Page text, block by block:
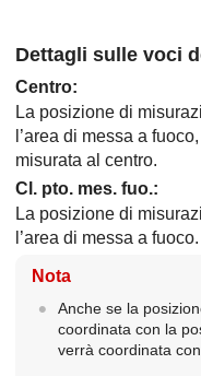
Dettagli sulle voci
Centro:
La posizione di
l’area di messa a
misurata al centro.
Cl. pto. mes. fuo.:
La posizione di
l’area di messa a fuoco.
Nota
Anche se la
coordinata con la
verrà coordinata